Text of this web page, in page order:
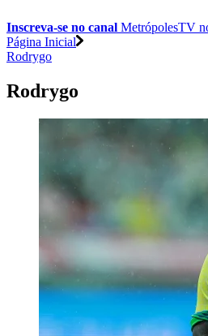
Inscreva-se no canal MetrópolesTV
Página Inicial
Rodrygo
Rodrygo